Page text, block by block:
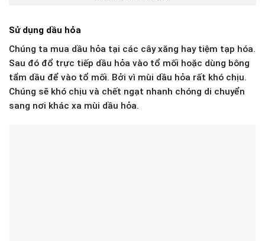
Sử dụng dầu hỏa
Chúng ta mua dầu hỏa tại các cây xăng hay tiệm tạp hóa.
Sau đó đổ trực tiếp dầu hỏa vào tổ mối hoặc dùng bông
tẩm dầu để vào tổ mối. Bởi vì mùi dầu hỏa rất khó chịu.
Chúng sẽ khó chịu và chết ngạt nhanh chóng di chuyển
sang nơi khác xa mùi dầu hỏa.